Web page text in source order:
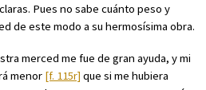
Pues no sabe cuánto peso y
de este modo a su hermosísima obra.
merced me fue de gran ayuda, y mi
menor [f. 115r] que si me hubiera